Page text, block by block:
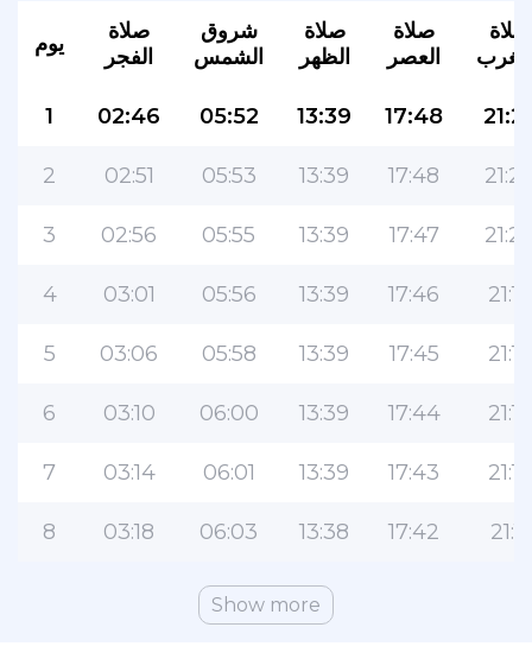
يوم
صلاة
الفجر
شروق
الشمس
صلاة
الظهر
صلاة
العصر
صلاة
1 02:46 05:52 13:39 17:48
2 02:51 05:53 13:39 17:48
3 02:56 05:55 13:39 17:47
4 03:01 05:56 13:39 17:46 21:18
5 03:06 05:58 13:39 17:45 21:16
6 03:10 06:00 13:39 17:44 21:15
7 03:14 06:01 13:39 17:43 21:13
8 03:18 06:03 13:38 17:42 21:11
Show more